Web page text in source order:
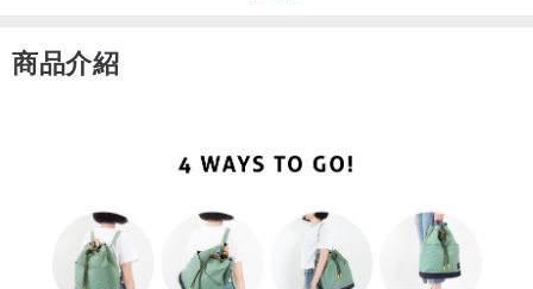
商品介紹